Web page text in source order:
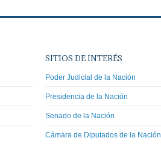
SITIOS DE INTERÉS
Poder Judicial de la Nación
Presidencia de la Nación
Senado de la Nación
Cámara de Diputados de la Nación